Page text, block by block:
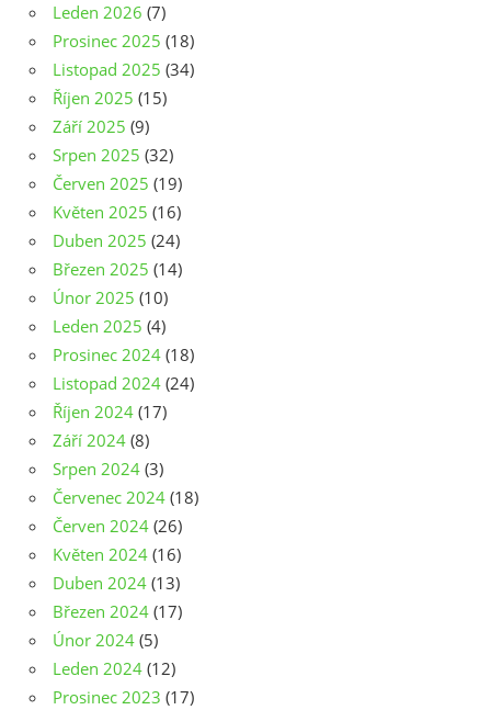
Leden 2026 (7)
Prosinec 2025 (18)
Listopad 2025 (34)
Říjen 2025 (15)
Září 2025 (9)
Srpen 2025 (32)
Červen 2025 (19)
Květen 2025 (16)
Duben 2025 (24)
Březen 2025 (14)
Únor 2025 (10)
Leden 2025 (4)
Prosinec 2024 (18)
Listopad 2024 (24)
Říjen 2024 (17)
Září 2024 (8)
Srpen 2024 (3)
Červenec 2024 (18)
Červen 2024 (26)
Květen 2024 (16)
Duben 2024 (13)
Březen 2024 (17)
Únor 2024 (5)
Leden 2024 (12)
Prosinec 2023 (17)